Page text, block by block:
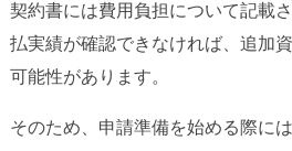
契約書には費用負担について記載
払実績が確認できなければ、追加
可能性があります。
そのため、申請準備を始める際には